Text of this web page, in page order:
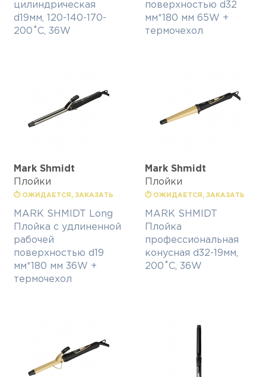
цилиндрическая
d19мм, 120-140-170-
200˚С, 36W
поверхностью d32
мм*180 мм 65W +
термочехол
Mark Shmidt
Плойки
⏱ ОЖИДАЕТСЯ, ЗАКАЗАТЬ
MARK SHMIDT Long
Плойка с удлиненной
рабочей
поверхностью d19
мм*180 мм 36W +
термочехол
Mark Shmidt
Плойки
⏱ ОЖИДАЕТСЯ, ЗАКАЗАТЬ
MARK SHMIDT
Плойка
профессиональная
конусная d32-19мм,
200˚С, 36W